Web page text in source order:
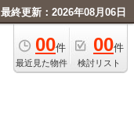
最終更新：2026年08月06日
00件
最近見た物件
00件
検討リスト